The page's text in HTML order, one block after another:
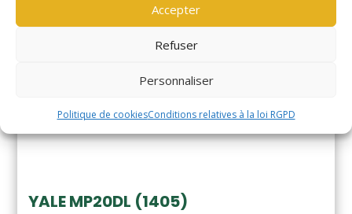
Accepter
Refuser
Personnaliser
Politique de cookiesConditions relatives à la loi RGPD
YALE MP20DL (1405)